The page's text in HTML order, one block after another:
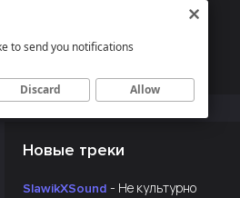
Новые треки
SlawikXSound - Не культурно
to send you notifications
Discard Allow